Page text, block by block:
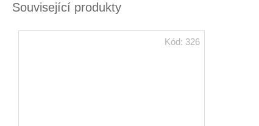
Související produkty
Kód: 326